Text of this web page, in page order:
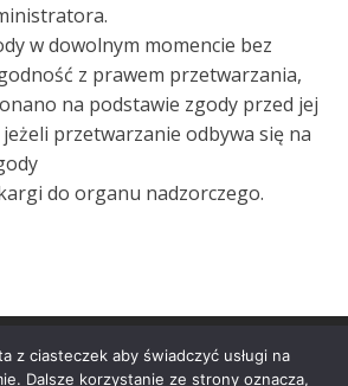
w dowolnym momencie bez
z prawem przetwarzania,
na podstawie zgody przed jej
przetwarzanie odbywa się na
do organu nadzorczego.
z ciasteczek aby świadczyć usługi na
Dalsze korzystanie ze strony oznacza,